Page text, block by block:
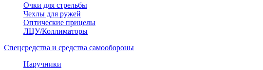
Очки для стрельбы
Чехлы для ружей
Оптические прицелы
ЛЦУ/Коллиматоры
Спецсредства и средства самообороны
Наручники